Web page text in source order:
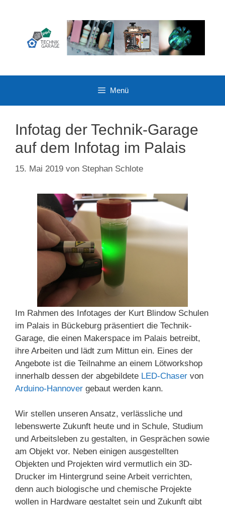
Menü
Infotag der Technik-Garage
auf dem Infotag im Palais
15. Mai 2019 von Stephan Schlote
Im Rahmen des Infotages der Kurt Blindow Schulen
im Palais in Bückeburg präsentiert die Technik-
Garage, die einen Makerspace im Palais betreibt,
ihre Arbeiten und lädt zum Mittun ein. Eines der
Angebote ist die Teilnahme an einem Lötworkshop
innerhalb dessen der abgebildete LED-Chaser von
Arduino-Hannover gebaut werden kann.
Wir stellen unseren Ansatz, verlässliche und
lebenswerte Zukunft heute und in Schule, Studium
und Arbeitsleben zu gestalten, in Gesprächen sowie
am Objekt vor. Neben einigen ausgestellten
Objekten und Projekten wird vermutlich ein 3D-
Drucker im Hintergrund seine Arbeit verrichten,
denn auch biologische und chemische Projekte
wollen in Hardware gestaltet sein und Zukunft gibt